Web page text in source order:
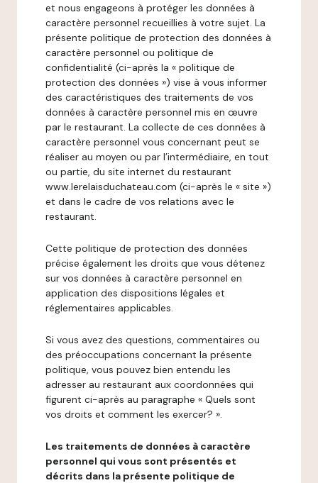
et nous engageons à protéger les données à
caractère personnel recueillies à votre sujet. La
présente politique de protection des données à
caractère personnel ou politique de
confidentialité (ci-après la « politique de
protection des données ») vise à vous informer
des caractéristiques des traitements de vos
données à caractère personnel mis en œuvre
par le restaurant. La collecte de ces données à
caractère personnel vous concernant peut se
réaliser au moyen ou par l’intermédiaire, en tout
ou partie, du site internet du restaurant
www.lerelaisduchateau.com (ci-après le « site »)
et dans le cadre de vos relations avec le
restaurant.
Cette politique de protection des données
précise également les droits que vous détenez
sur vos données à caractère personnel en
application des dispositions légales et
réglementaires applicables.
Si vous avez des questions, commentaires ou
des préoccupations concernant la présente
politique, vous pouvez bien entendu les
adresser au restaurant aux coordonnées qui
figurent ci-après au paragraphe « Quels sont
vos droits et comment les exercer? ».
Les traitements de données à caractère
personnel qui vous sont présentés et
décrits dans la présente politique de